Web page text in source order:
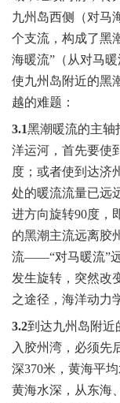
九州岛西侧（对马
个支流，构成了黑
海暖流”（从对马
使九州岛附近的黑
越的难题：
3.1黑潮暖流的主轴
洋运河，首先要使
度；或者使到达济
处的暖流流量已远
进方向旋转90度，
的黑潮主流远离胶
流——“对马暖流”
发生旋转，突然改
之途径，海洋动力
3.2到达九州岛附近
入胶州湾，必须先
深370米 ，黄海平
黄海水深，从东海